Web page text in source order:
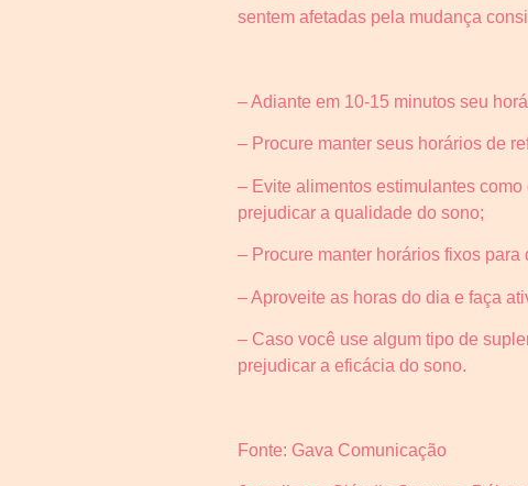
sentem afetadas pela mudança
– Adiante em 10-15 minutos seu
– Procure manter seus horários de
– Evite alimentos estimulantes
prejudicar a qualidade do sono;
– Procure manter horários fixos
– Aproveite as horas do dia e faça
– Caso você use algum tipo de
prejudicar a eficácia do sono.
Fonte: Gava Comunicação